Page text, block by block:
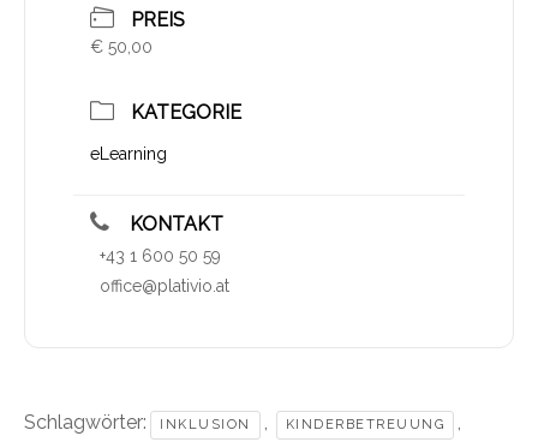
PREIS
€ 50,00
KATEGORIE
eLearning
KONTAKT
+43 1 600 50 59
office@plativio.at
Schlagwörter: INKLUSION , KINDERBETREUUNG ,